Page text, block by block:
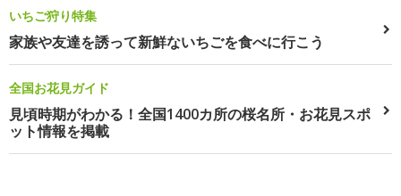
いちご狩り特集
家族や友達を誘って新鮮ないちごを食べに行こう
全国お花見ガイド
見頃時期がわかる！全国1400カ所の桜名所・お花見スポ
ット情報を掲載